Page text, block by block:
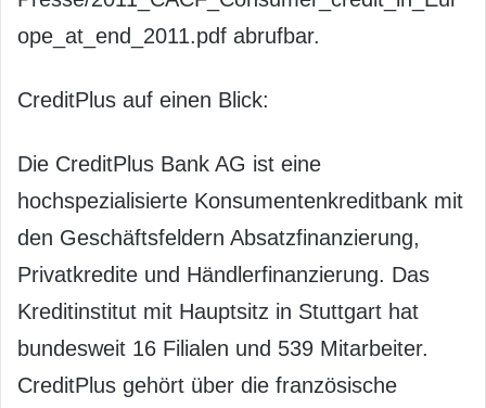
ope_at_end_2011.pdf abrufbar.
CreditPlus auf einen Blick:
Die CreditPlus Bank AG ist eine
hochspezialisierte Konsumentenkreditbank mit
den Geschäftsfeldern Absatzfinanzierung,
Privatkredite und Händlerfinanzierung. Das
Kreditinstitut mit Hauptsitz in Stuttgart hat
bundesweit 16 Filialen und 539 Mitarbeiter.
CreditPlus gehört über die französische